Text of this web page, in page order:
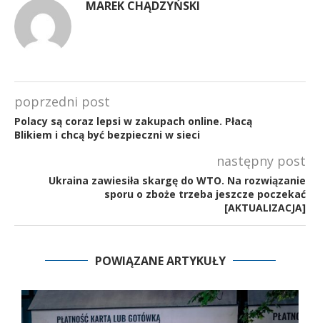
MAREK CHĄDZYŃSKI
poprzedni post
Polacy są coraz lepsi w zakupach online. Płacą
Blikiem i chcą być bezpieczni w sieci
następny post
Ukraina zawiesiła skargę do WTO. Na rozwiązanie
sporu o zboże trzeba jeszcze poczekać
[AKTUALIZACJA]
POWIĄZANE ARTYKUŁY